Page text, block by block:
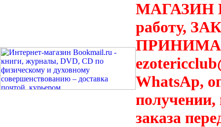
МАГАЗИН
работу,
WhatsAp,
получении,
заказа